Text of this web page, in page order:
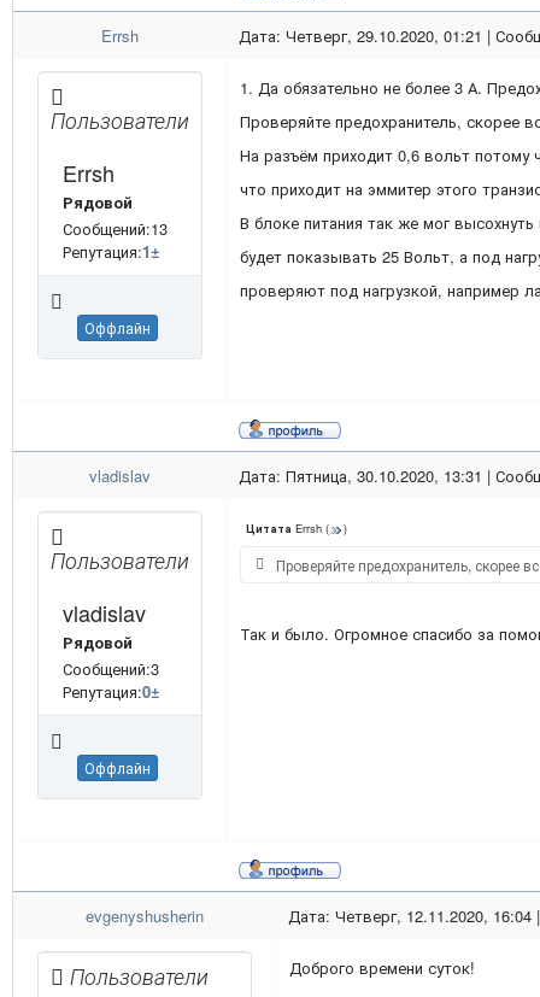
Errsh Дата: Четверг, 29.10.2020, 01:21 |
Пользователи
Errsh
Рядовой
Сообщений:13
Репутация:1±
Оффлайн
1. Да обязательно не более 3 А.
Проверяйте предохранитель, скорее
На разъём приходит 0,6 вольт потому
что приходит на эммитер этого
В блоке питания так же мог
будет показывать 25 Вольт, а под
проверяют под нагрузкой, например
vladislav Дата: Пятница, 30.10.2020, 13:31 |
Пользователи
vladislav
Рядовой
Сообщений:3
Репутация:0±
Оффлайн
Цитата Errsh ( )
Проверяйте предохранитель, скорее
Так и было. Огромное спасибо за
evgenyshusherin Дата: Четверг, 12.11.2020,
Пользователи
Доброго времени суток!